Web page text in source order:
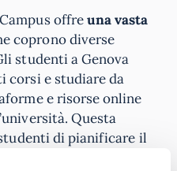
offreuna vasta
coprono diverse
studenti a Genova
corsi e studiare da
e risorse online
Questa
di pianificare il